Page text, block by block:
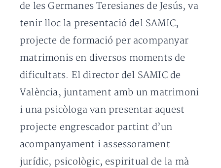
de les Germanes Teresianes de Jesús, va
tenir lloc la presentació del SAMIC,
projecte de formació per acompanyar
matrimonis en diversos moments de
dificultats. El director del SAMIC de
València, juntament amb un matrimoni
i una psicòloga van presentar aquest
projecte engrescador partint d’un
acompanyament i assessorament
jurídic, psicològic, espiritual de la mà